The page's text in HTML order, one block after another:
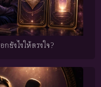
ยังไงให้ตรงใจ?